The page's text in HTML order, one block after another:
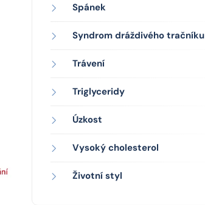
Spánek
Syndrom dráždivého tračníku
Trávení
Triglyceridy
Úzkost
Vysoký cholesterol
Životní styl